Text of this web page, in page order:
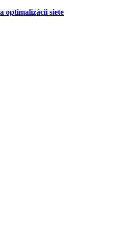
optimalizácii siete